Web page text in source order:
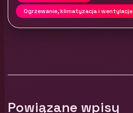
Ogrzewanie, klimatyzacja i wentylacja
Powiązane wpisy